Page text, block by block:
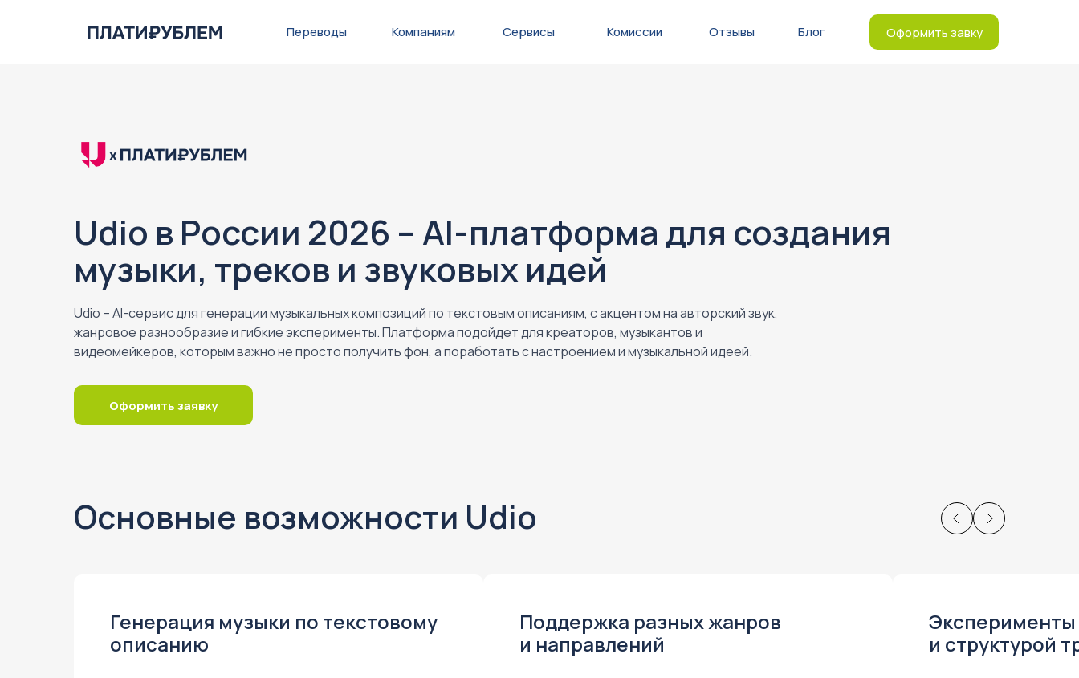
Сервисы Блог
Отзывы
Комиссии
Компаниям
Переводы Оформить завку
Udio в России 2026 – AI-платформа для создания
музыки, треков и звуковых идей
Udio – AI-сервис для генерации музыкальных композиций по текстовым описаниям, с акцентом на авторский звук,
жанровое разнообразие и гибкие эксперименты. Платформа подойдет для креаторов, музыкантов и
видеомейкеров, которым важно не просто получить фон, а поработать с настроением и музыкальной идеей.
Оформить заявку
Основные возможности Udio
Генерация музыки по текстовому
описанию
Поддержка разных жанров
и направлений
Эксперименты
и структурой